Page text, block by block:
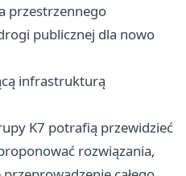
przestrzennego
publicznej dla nowo
infrastrukturą
K7 potrafią przewidzieć
rozwiązania,